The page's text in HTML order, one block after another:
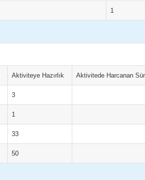
1
Aktiviteye Hazırlık Aktivitede Harcanan
3
1
33
50